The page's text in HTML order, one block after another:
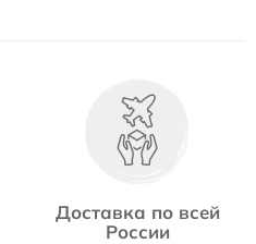
Доставка по всей
России